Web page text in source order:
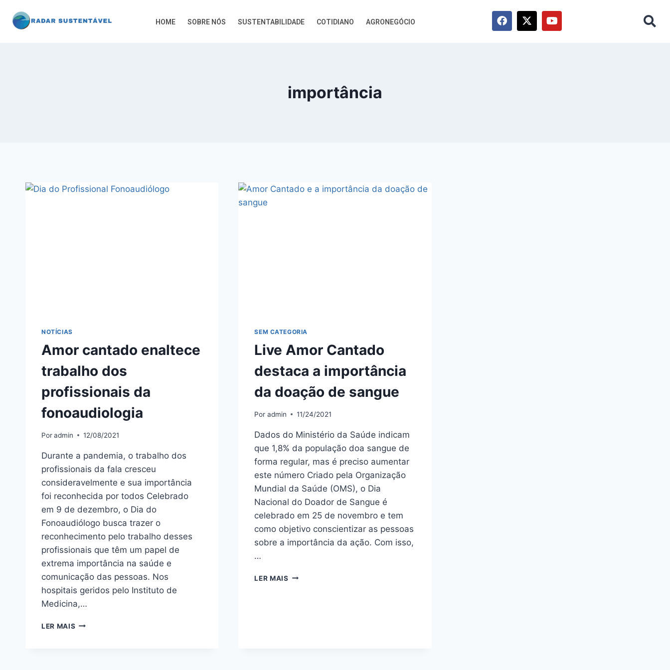
HOME SOBRE NÓS SUSTENTABILIDADE COTIDIANO AGRONEGÓCIO
importância
NOTÍCIAS
Amor cantado enaltece
trabalho dos
profissionais da
fonoaudiologia
Poradmin 12/08/2021
Durante a pandemia, o trabalho dos
profissionais da fala cresceu
consideravelmente e sua importância
foi reconhecida por todos Celebrado
em 9 de dezembro, o Dia do
Fonoaudiólogo busca trazer o
reconhecimento pelo trabalho desses
profissionais que têm um papel de
extrema importância na saúde e
comunicação das pessoas. Nos
hospitais geridos pelo Instituto de
Medicina,…
LER MAIS
SEM CATEGORIA
Live Amor Cantado
destaca a importância
da doação de sangue
Por admin 11/24/2021
Dados do Ministério da Saúde indicam
que 1,8% da população doa sangue de
forma regular, mas é preciso aumentar
este número Criado pela Organização
Mundial da Saúde (OMS), o Dia
Nacional do Doador de Sangue é
celebrado em 25 de novembro e tem
como objetivo conscientizar as pessoas
sobre a importância da ação. Com isso,
…
LER MAIS